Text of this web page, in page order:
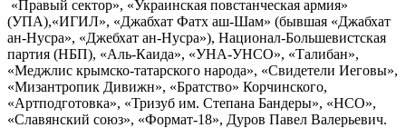
«Правый сектор», «Украинская повстанческая армия»
(УПА),«ИГИЛ», «Джабхат Фатх аш-Шам» (бывшая «Джабхат
ан-Нусра», «Джебхат ан-Нусра»), Национал-Большевистская
партия (НБП), «Аль-Каида», «УНА-УНСО», «Талибан»,
«Меджлис крымско-татарского народа», «Свидетели Иеговы»,
«Мизантропик Дивижн», «Братство» Корчинского,
«Артподготовка», «Тризуб им. Степана Бандеры», «НСО»,
«Славянский союз», «Формат-18», Дуров Павел Валерьевич.